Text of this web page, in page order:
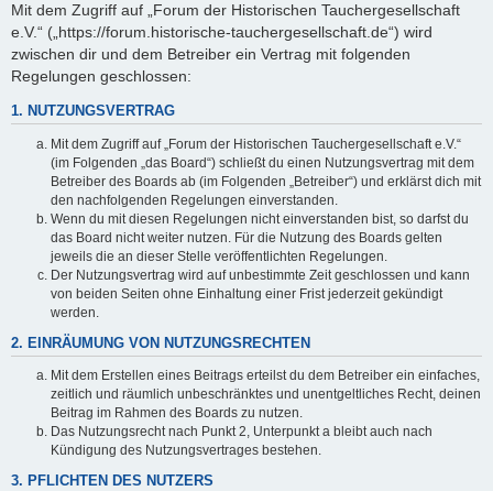
Mit dem Zugriff auf „Forum der Historischen Tauchergesellschaft
e.V.“ („https://forum.historische-tauchergesellschaft.de“) wird
zwischen dir und dem Betreiber ein Vertrag mit folgenden
Regelungen geschlossen:
1. NUTZUNGSVERTRAG
Mit dem Zugriff auf „Forum der Historischen Tauchergesellschaft e.V.“
(im Folgenden „das Board“) schließt du einen Nutzungsvertrag mit dem
Betreiber des Boards ab (im Folgenden „Betreiber“) und erklärst dich mit
den nachfolgenden Regelungen einverstanden.
Wenn du mit diesen Regelungen nicht einverstanden bist, so darfst du
das Board nicht weiter nutzen. Für die Nutzung des Boards gelten
jeweils die an dieser Stelle veröffentlichten Regelungen.
Der Nutzungsvertrag wird auf unbestimmte Zeit geschlossen und kann
von beiden Seiten ohne Einhaltung einer Frist jederzeit gekündigt
werden.
2. EINRÄUMUNG VON NUTZUNGSRECHTEN
Mit dem Erstellen eines Beitrags erteilst du dem Betreiber ein einfaches,
zeitlich und räumlich unbeschränktes und unentgeltliches Recht, deinen
Beitrag im Rahmen des Boards zu nutzen.
Das Nutzungsrecht nach Punkt 2, Unterpunkt a bleibt auch nach
Kündigung des Nutzungsvertrages bestehen.
3. PFLICHTEN DES NUTZERS